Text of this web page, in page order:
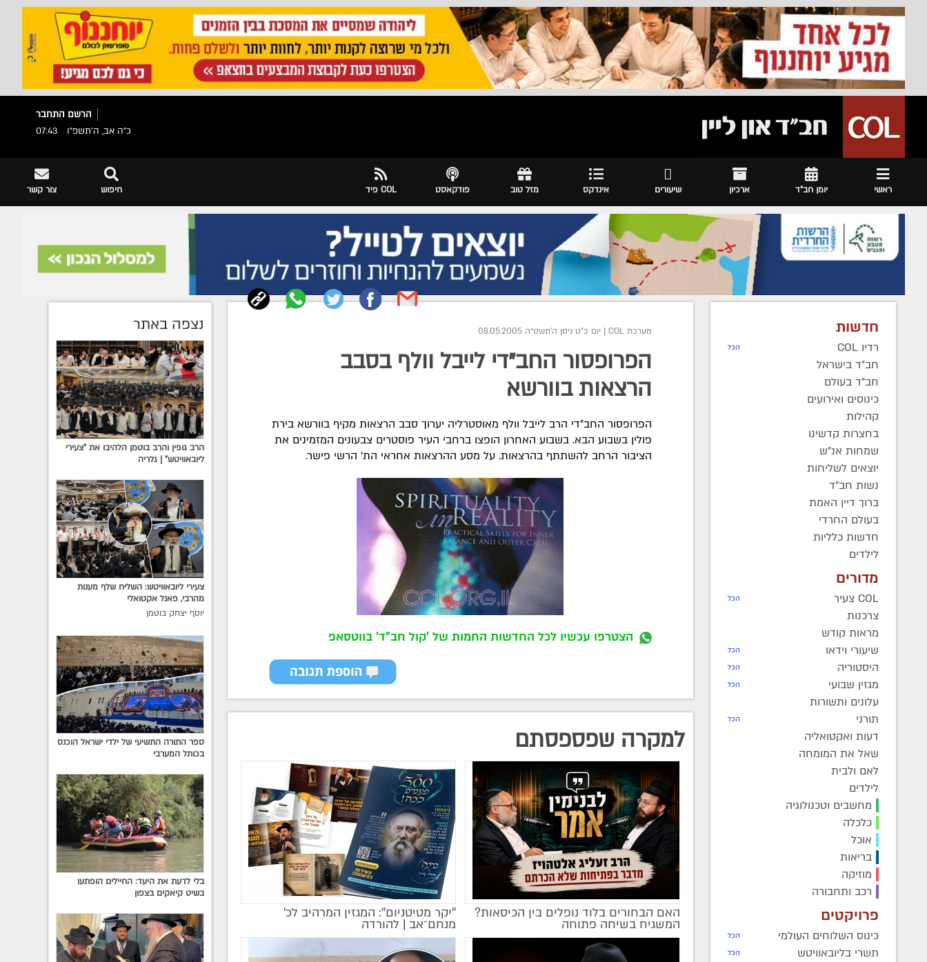
הרשם התחבר
כ"ה אב, ה׳תשפ״ו
07:43
ראשי יומן חב"ד ארכיון שיעורים אינדקס מזל טוב פודקאסט COL פיד צור קשר חיפוש
חדשות
רדיו COL הכל
חב"ד בישראל
חב"ד בעולם
כינוסים ואירועים
קהילות
בחצרות קדשינו
שמחות אנ"ש
יוצאים לשליחות
נשות חב"ד
ברוך דיין האמת
בעולם החרדי
חדשות כלליות
לילדים
מדורים
COL צעיר הכל
צרכנות
מראות קודש
שיעורי וידאו
הכל
היסטוריה הכל
מגזין שבועי הכל
עלונים ותשורות
תורני
הכל
דעות ואקטואליה
שאל את המומחה
לאם ולבית
לילדים
מחשבים וטכנולוגיה
כלכלה
אוכל
בריאות
מוזיקה
רכב ותחבורה
פרויקטים
כינוס השלוחים העולמי הכל
תשרי בליובאוויטש הכל
מערכת COL | יום כ"ט ניסן ה׳תשס״ה 08.05.2005
הפרופסור החב"די לייבל וולף בסבב
הרצאות בוורשא
הפרופסור החב"די הרב לייבל וולף מאוסטרליה יערוך סבב הרצאות מקיף בוורשא בירת
פולין בשבוע הבא. בשבוע האחרון הופצו ברחבי העיר פוסטרים צבעונים המזמינים את
הציבור הרחב להשתתף בהרצאות. על מסע ההרצאות אחראי הת' הרשי פישר.
הצטרפו עכשיו לכל החדשות החמות של 'קול חב"ד' בווטסאפ
למקרה שפספסתם
מקודם
האם הבחורים בלוד נופלים בין הכיסאות?
המשגיח בשיחה פתוחה
מקודם
''יקר מטיטניום'': המגזין המרהיב לכ’
מנחם־אב | להורדה
נצפה באתר
הרב גופין והרב בוטמן הלהיבו את "צעירי
ליובאוויטש" | גלריה
צעירי ליובאוויטש: השליח שלף מענות
מהרבי, פאנל אקטואלי
יוסף יצחק בוטמן
ספר התורה התשיעי של ילדי ישראל הוכנס
בכותל המערבי
בלי לדעת את היעד: החיילים הופתעו
בשיט קיאקים בצפון